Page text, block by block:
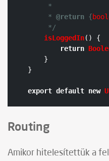
     *
     *
@return {
     */
isLoggedIn( ) {
return
    }
}
export default new
Routing
Amikor hitelesítettük a